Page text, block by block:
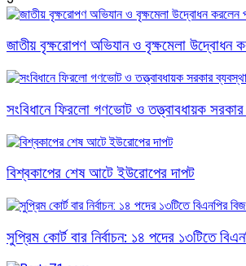
জাতীয় বৃক্ষরোপণ অভিযান ও বৃক্ষমেলা উদ্বোধন
সংবিধানে ফিরলো গণভোট ও তত্ত্বাবধায়ক
বিশ্বকাপের শেষ আটে ইউরোপের দাপট
সুপ্রিম কোর্ট বার নির্বাচন: ১৪ পদের ১৩টিতে